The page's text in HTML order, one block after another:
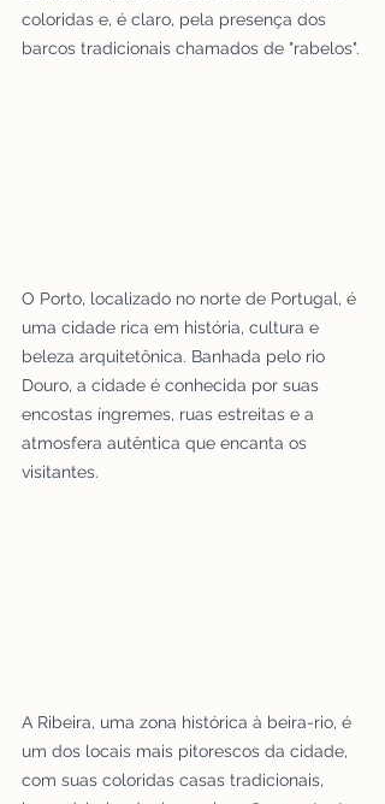
coloridas e, é claro, pela presença dos
barcos tradicionais chamados de "rabelos".
O Porto, localizado no norte de Portugal, é
uma cidade rica em história, cultura e
beleza arquitetônica. Banhada pelo rio
Douro, a cidade é conhecida por suas
encostas íngremes, ruas estreitas e a
atmosfera autêntica que encanta os
visitantes.
A Ribeira, uma zona histórica à beira-rio, é
um dos locais mais pitorescos da cidade,
com suas coloridas casas tradicionais,